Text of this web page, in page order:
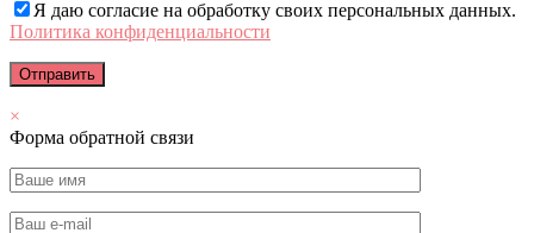
Я даю согласие на обработку своих персональных данных.
Политика конфиденциальности
×
Форма обратной связи